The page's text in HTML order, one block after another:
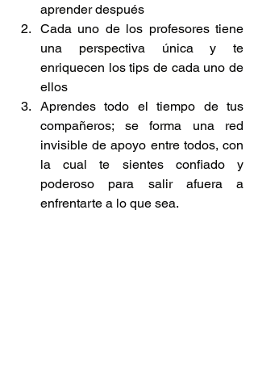
aprender después
Cada uno de los profesores tiene
una perspectiva única y te
enriquecen los tips de cada uno de
ellos
Aprendes todo el tiempo de tus
compañeros; se forma una red
invisible de apoyo entre todos, con
la cual te sientes confiado y
poderoso para salir afuera a
enfrentarte a lo que sea.